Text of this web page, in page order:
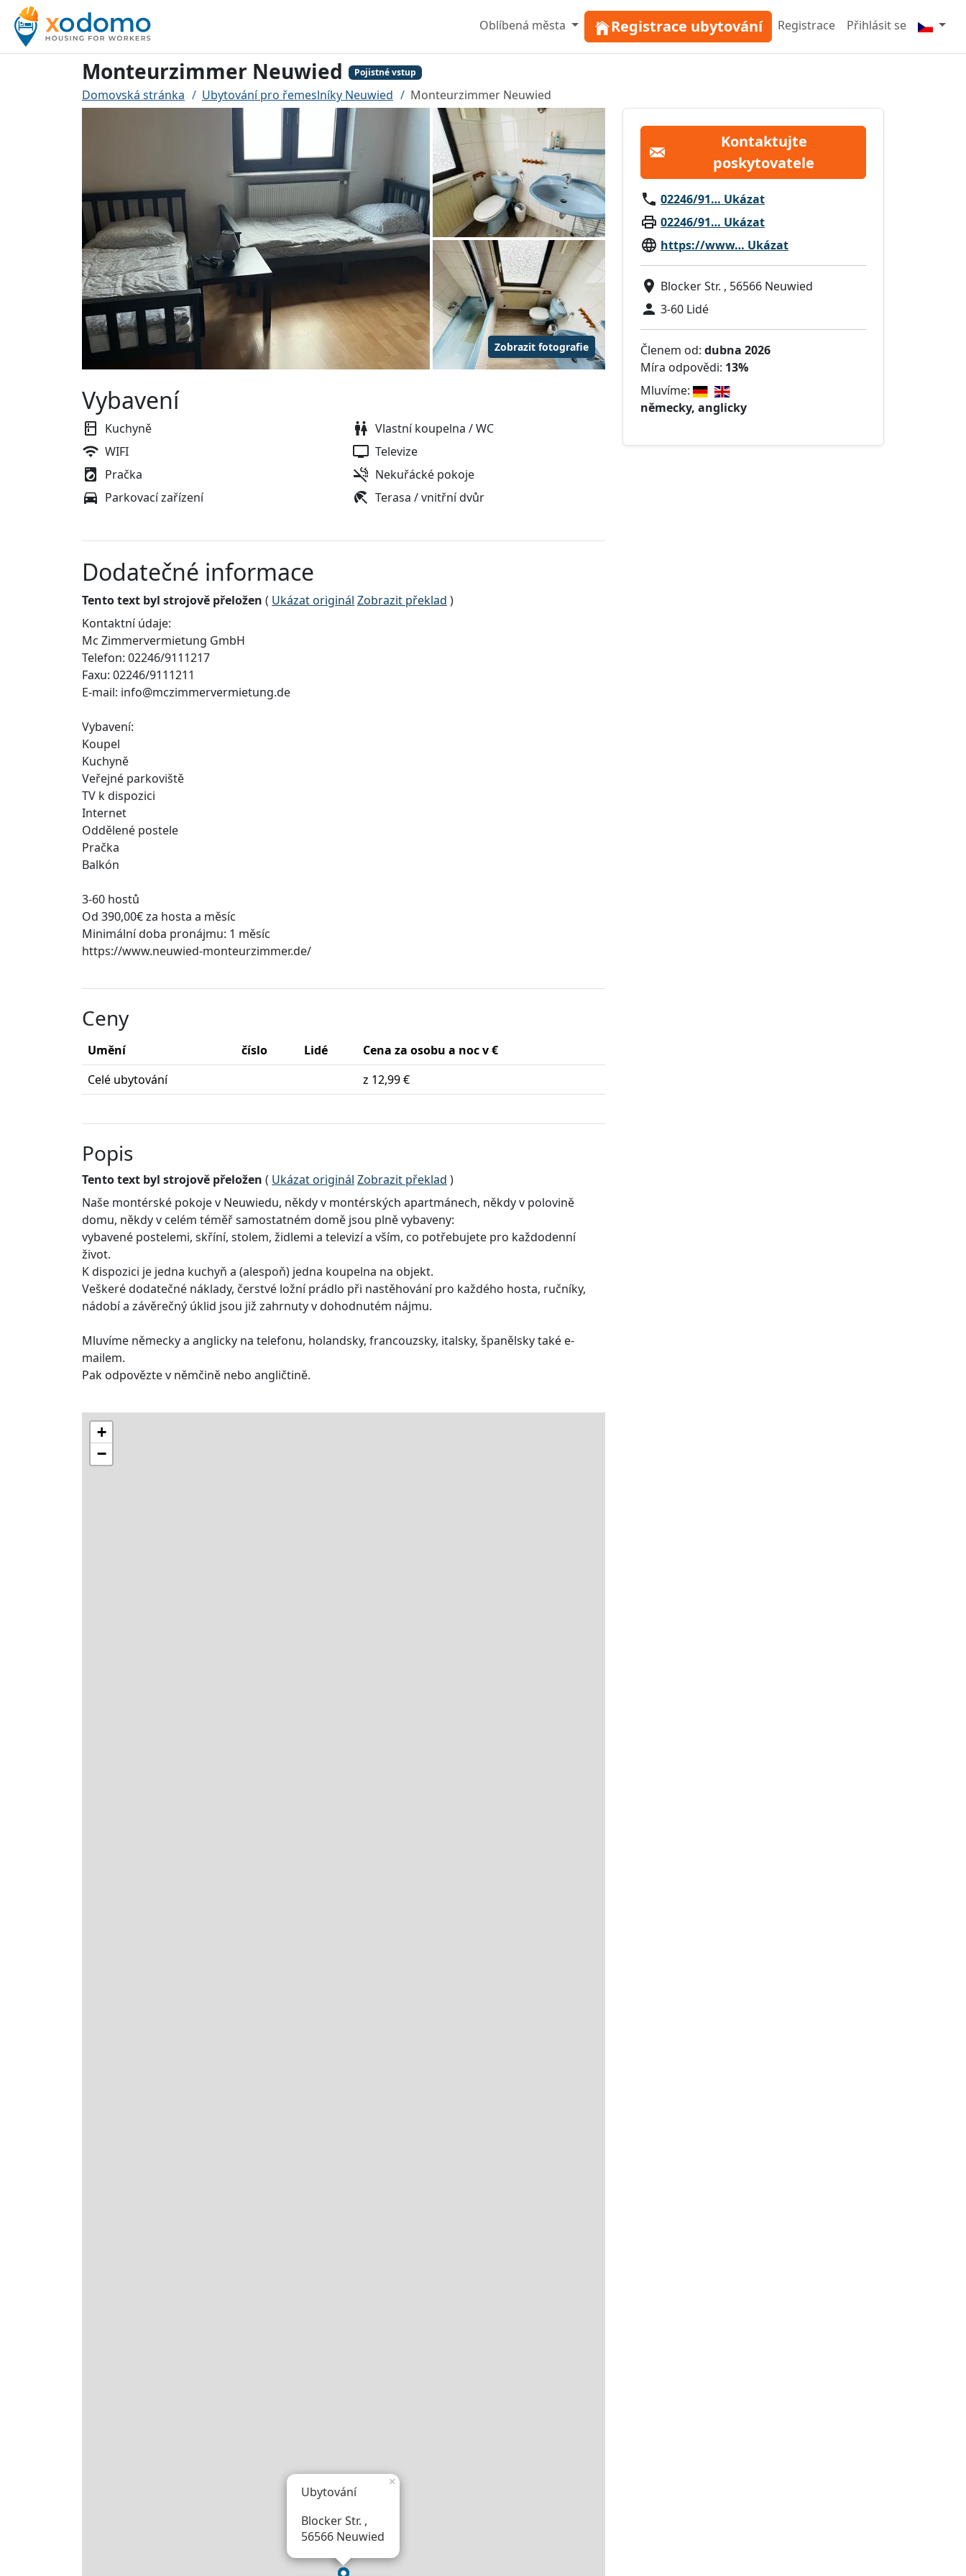
Oblíbená města Registrace ubytování Registrace Přihlásit se
Monteurzimmer Neuwied Pojistné vstup
Domovská stránka Ubytování pro řemeslníky Neuwied Monteurzimmer Neuwied
Zobrazit fotografie
Kontaktujte
poskytovatele
02246/91… Ukázat
02246/91… Ukázat
https://www… Ukázat
Blocker Str. , 56566 Neuwied
3-60 Lidé
Členem od: dubna 2026
Míra odpovědi: 13%
Mluvíme:
německy, anglicky
Vybavení
Kuchyně
Vlastní koupelna / WC
WIFI
Televize
Pračka
Nekuřácké pokoje
Parkovací zařízení
Terasa / vnitřní dvůr
Dodatečné informace
Tento text byl strojově přeložen ( Ukázat originál Zobrazit překlad )
Kontaktní údaje:
Mc Zimmervermietung GmbH
Telefon: 02246/9111217
Faxu: 02246/9111211
E-mail: info@mczimmervermietung.de
Vybavení:
Koupel
Kuchyně
Veřejné parkoviště
TV k dispozici
Internet
Oddělené postele
Pračka
Balkón
3-60 hostů
Od 390,00€ za hosta a měsíc
Minimální doba pronájmu: 1 měsíc
https://www.neuwied-monteurzimmer.de/
Ceny
Umění číslo Lidé
Cena za osobu a noc v €
Celé ubytování
z 12,99 €
Popis
Tento text byl strojově přeložen ( Ukázat originál Zobrazit překlad )
Naše montérské pokoje v Neuwiedu, někdy v montérských apartmánech, někdy v polovině
domu, někdy v celém téměř samostatném domě jsou plně vybaveny:
vybavené postelemi, skříní, stolem, židlemi a televizí a vším, co potřebujete pro každodenní
život.
K dispozici je jedna kuchyň a (alespoň) jedna koupelna na objekt.
Veškeré dodatečné náklady, čerstvé ložní prádlo při nastěhování pro každého hosta, ručníky,
nádobí a závěrečný úklid jsou již zahrnuty v dohodnutém nájmu.
Mluvíme německy a anglicky na telefonu, holandsky, francouzsky, italsky, španělsky také e-
mailem.
Pak odpovězte v němčině nebo angličtině.
Ubytování
Blocker Str. ,
56566 Neuwied
×
+
−